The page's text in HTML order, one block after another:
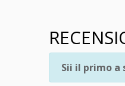
Sii il primo a